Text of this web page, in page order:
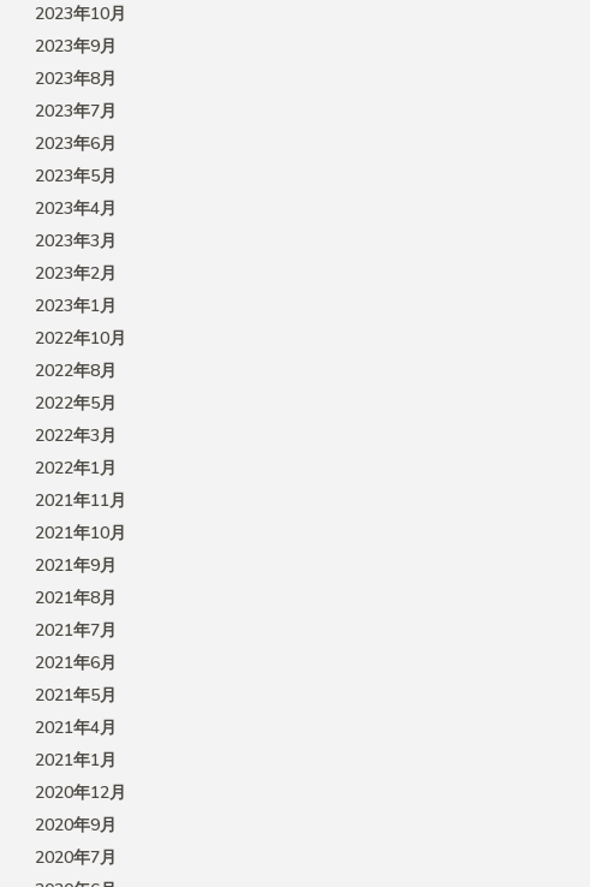
2023年10月
2023年9月
2023年8月
2023年7月
2023年6月
2023年5月
2023年4月
2023年3月
2023年2月
2023年1月
2022年10月
2022年8月
2022年5月
2022年3月
2022年1月
2021年11月
2021年10月
2021年9月
2021年8月
2021年7月
2021年6月
2021年5月
2021年4月
2021年1月
2020年12月
2020年9月
2020年7月